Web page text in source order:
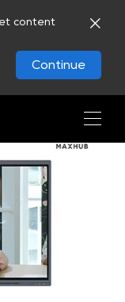
content
Continue